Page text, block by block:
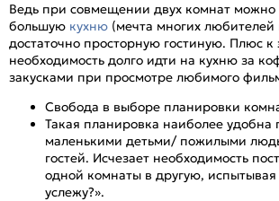
Ведь при совмещении двух комнат можно
большую кухню (мечта многих любителей
достаточно просторную гостиную. Плюс к
необходимость долго идти на кухню за
закусками при просмотре любимого
Свобода в выборе планировки
Такая планировка наиболее удобна
маленькими детьми/ пожилыми
гостей. Исчезает необходимость
одной комнаты в другую, испытывая
услежу?».